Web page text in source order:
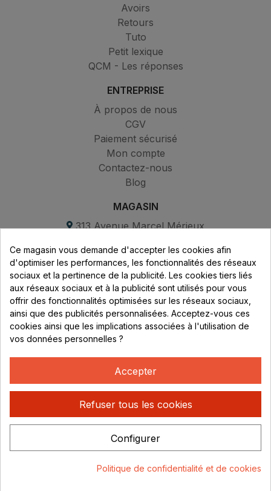
Avoirs
Retours
Tuto
Petit lexique
QCM - Les réponses
ENTREPRISE
À propos de nous
CGV
Paiement sécurisé
Mon compte
Contactez-nous
Blog
MAGASIN
313 Avenue Marcel Mérieux
69530 Brignais
Lundi au vendredi :
8h - 16h
uniquement sur Rendez-vous
CONTACT
04 78 37 00 68
contact@rhonephilatelie.fr
Un site conçu par :
Ce magasin vous demande d'accepter les cookies afin
d'optimiser les performances, les fonctionnalités des réseaux
sociaux et la pertinence de la publicité. Les cookies tiers liés
aux réseaux sociaux et à la publicité sont utilisés pour vous
offrir des fonctionnalités optimisées sur les réseaux sociaux,
ainsi que des publicités personnalisées. Acceptez-vous ces
cookies ainsi que les implications associées à l'utilisation de
vos données personnelles ?
Accepter
Refuser tous les cookies
Configurer
Politique de confidentialité et de cookies